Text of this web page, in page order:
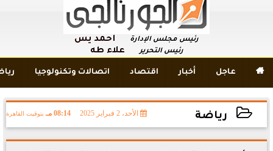
رئيس مجلس الإدارة أحمد يس
رئيس التحرير علاء طه
 عاجل أخبار اقتصاد اتصالات وتكنولوجيا
رياضة الأحد، 2 فبراير 2025 08:14 مـ بتوقيت القاهرة
2025-02-02 20:14:45